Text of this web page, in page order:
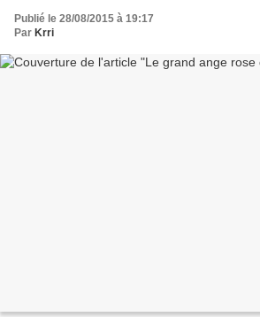
Publié le 28/08/2015 à 19:17
Par Krri